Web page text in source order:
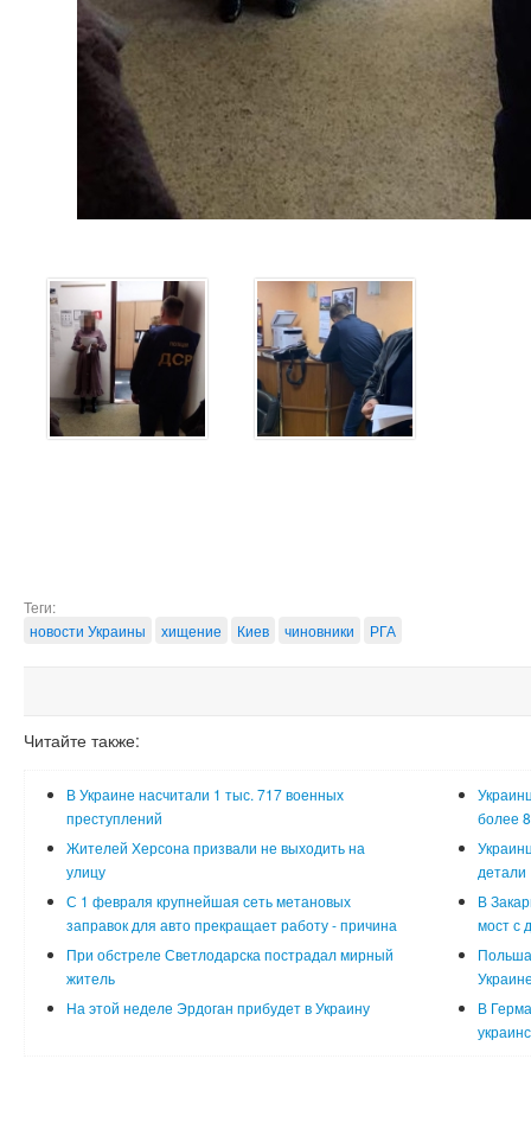
Теги:
новости Украины
хищение Киев чиновники РГА
Читайте также:
В Украине насчитали 1 тыс. 717 военных
преступлений
более
Жителей Херсона призвали не выходить на
улицу
детали
С 1 февраля крупнейшая сеть метановых
заправок для авто прекращает работу - причина
В
мост с
При обстреле Светлодарска пострадал мирный
житель
На этой неделе Эрдоган прибудет в Украину
В